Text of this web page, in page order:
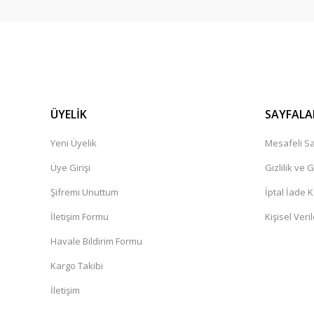
ÜYELİK
Yeni Üyelik
Üye Girişi
Şifremi Unuttum
İletişim Formu
Havale Bildirim Formu
Kargo Takibi
İletişim
Mesafeli
Gizlilik ve
İptal İade
Kişisel